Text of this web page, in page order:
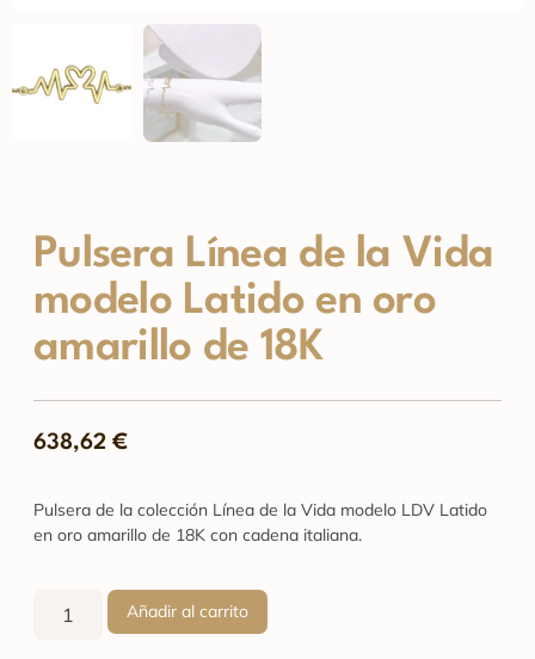
Pulsera Línea de la Vida
modelo Latido en oro
amarillo de 18K
638,62 €
Pulsera de la colección Línea de la Vida modelo LDV Latido
en oro amarillo de 18K con cadena italiana.
Añadir al carrito